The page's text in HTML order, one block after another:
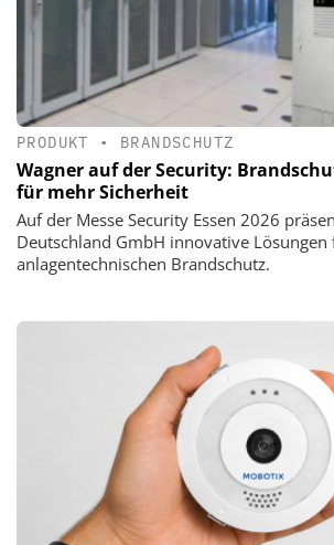
PRODUKT • BRANDSCHUTZ
Wagner auf der Security:
für mehr Sicherheit
Auf der Messe Security Essen 2026
Deutschland GmbH innovative Lösungen
anlagentechnischen Brandschutz.